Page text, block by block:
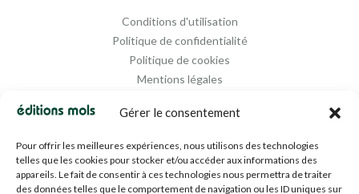
Gérer le consentement
Pour offrir les meilleures expériences, nous utilisons des technologies
telles que les cookies pour stocker et/ou accéder aux informations des
appareils. Le fait de consentir à ces technologies nous permettra de traiter
des données telles que le comportement de navigation ou les ID uniques sur
Conditions d'utilisation
Politique de confidentialité
Politique de cookies
Mentions légales